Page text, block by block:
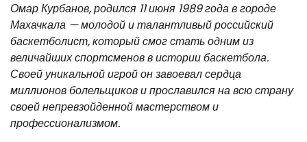
Омар Курбанов, родился 11 июня 1989 года в городе
Махачкала — молодой и талантливый российский
баскетболист, который смог стать одним из
величайших спортсменов в истории баскетбола.
Своей уникальной игрой он завоевал сердца
миллионов болельщиков и прославился на всю страну
своей непревзойденной мастерством и
профессионализмом.